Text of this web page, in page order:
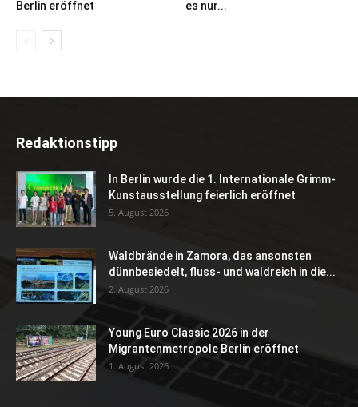
Berlin eröffnet
es nur...
Redaktionstipp
In Berlin wurde die 1. Internationale Grimm-
Kunstausstellung feierlich eröffnet
5. August 2026
Waldbrände in Zamora, das ansonsten
dünnbesiedelt, fluss- und waldreich in die...
2. August 2026
Young Euro Classic 2026 in der
Migrantenmetropole Berlin eröffnet
1. August 2026